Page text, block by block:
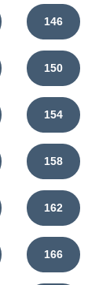
146
150
154
158
162
166